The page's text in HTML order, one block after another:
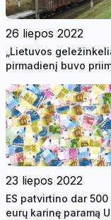
26 liepos 2022
„Lietuvos
pirmadienį buvo
per Lietuvos
Kaliningradą
23 liepos 2022
ES patvirtino dar 500
eurų karinę paramą